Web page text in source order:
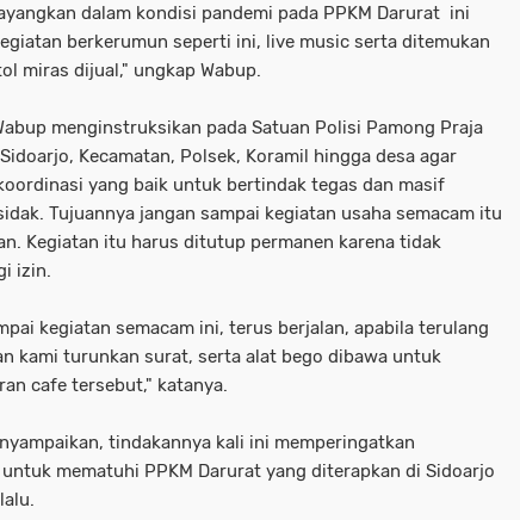
dalam kondisi pandemi pada PPKM Darurat ini
berkerumun seperti ini, live music serta ditemukan
miras dijual," ungkap Wabup.
menginstruksikan pada Satuan Polisi Pamong Praja
Kecamatan, Polsek, Koramil hingga desa agar
yang baik untuk bertindak tegas dan masif
Tujuannya jangan sampai kegiatan usaha semacam itu
Kegiatan itu harus ditutup permanen karena tidak
izin.
kegiatan semacam ini, terus berjalan, apabila terulang
kami turunkan surat, serta alat bego dibawa untuk
cafe tersebut," katanya.
tindakannya kali ini memperingatkan
mematuhi PPKM Darurat yang diterapkan di Sidoarjo